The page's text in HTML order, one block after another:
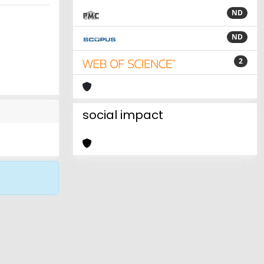
ND
ND
2
social impact